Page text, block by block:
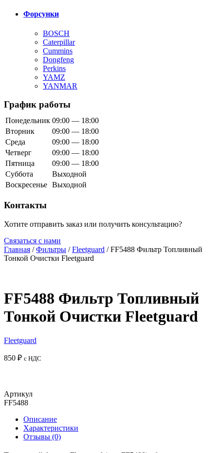
Форсунки
BOSCH
Caterpillar
Cummins
Dongfeng
Perkins
YAMZ
YANMAR
График работы
Понедельник 09:00 — 18:00
Вторник
09:00 — 18:00
Среда
09:00 — 18:00
Четверг
09:00 — 18:00
Пятница
09:00 — 18:00
Суббота
Выходной
Воскресенье Выходной
Контакты
Хотите отправить заказ или получить консультацию?
Связаться с нами
Главная /Фильтры /Fleetguard / FF5488 Фильтр Топливный
Тонкой Очистки Fleetguard
FF5488 Фильтр Топливный
Тонкой Очистки Fleetguard
Fleetguard
850 ₽ с НДС
Артикул
FF5488
Описание
Характеристики
Отзывы (0)